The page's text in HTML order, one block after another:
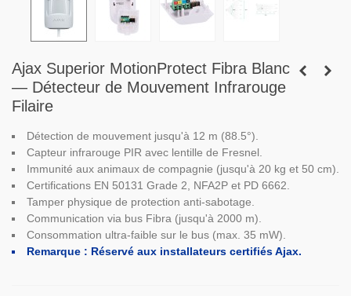
Ajax Superior MotionProtect Fibra Blanc
— Détecteur de Mouvement Infrarouge
Filaire
Détection de mouvement jusqu'à 12 m (88.5°).
Capteur infrarouge PIR avec lentille de Fresnel.
Immunité aux animaux de compagnie (jusqu'à 20 kg et 50 cm).
Certifications EN 50131 Grade 2, NFA2P et PD 6662.
Tamper physique de protection anti-sabotage.
Communication via bus Fibra (jusqu'à 2000 m).
Consommation ultra-faible sur le bus (max. 35 mW).
Remarque : Réservé aux installateurs certifiés Ajax.